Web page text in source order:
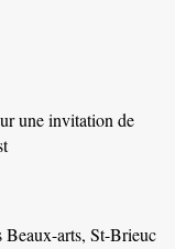
une invitation de
arts, St-Brieuc